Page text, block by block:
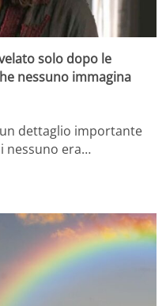
solo dopo le
nessuno immagina
dettaglio importante
nessuno era…